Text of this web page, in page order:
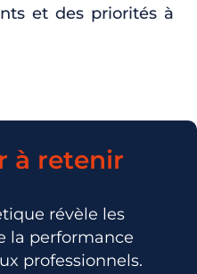
et des priorités à
à retenir
révèle les
la performance
professionnels.